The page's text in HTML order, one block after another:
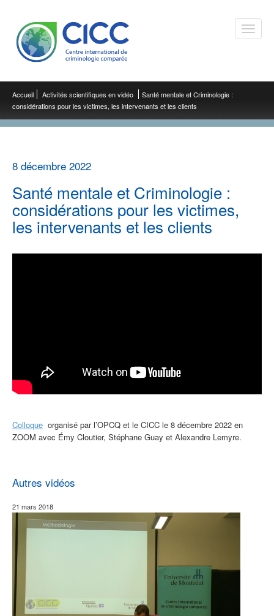
Toggle
Accueil Activités scientifiques en vidéo
Santé mentale et Criminologie :
considérations pour les victimes, les intervenants et les clients
8 décembre 2022
Santé mentale et Criminologie :
considérations pour les victimes,
les intervenants et les clients
Colloque organisé par l’OPCQ et le CICC le 8 décembre 2022 en
ZOOM avec Émy Cloutier, Stéphane Guay et Alexandre Lemyre.
Autres vidéos
21 mars 2018